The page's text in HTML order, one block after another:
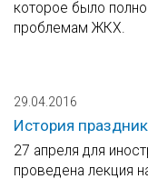
которое было
проблемам ЖКХ.
29.04.2016
История
27 апреля для
проведена лекция